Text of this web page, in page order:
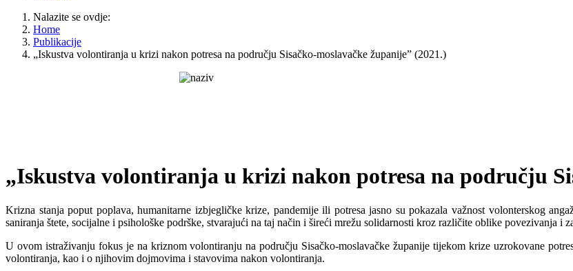
Nalazite se ovdje:
Home
Publikacije
„Iskustva volontiranja u krizi nakon potresa na području Sisačko-moslavačke županije” (2021.)
„Iskustva volontiranja u krizi nakon potresa na području
Krizna stanja poput poplava, humanitarne izbjegličke krize, pandemije ili potresa jasno su pokazala važnost volonterskog
saniranja štete, socijalne i psihološke podrške, stvarajući na taj način i šireći mrežu solidarnosti kroz različite oblike povezivanja i
U ovom istraživanju fokus je na kriznom volontiranju na području Sisačko-moslavačke županije tijekom krize uzrokovane
volontiranja, kao i o njihovim dojmovima i stavovima nakon volontiranja.